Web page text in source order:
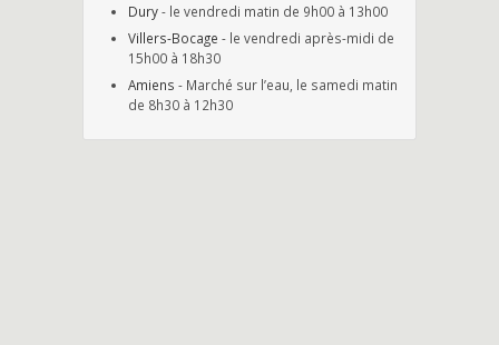
Dury- le vendredi matin de 9h00 à 13h00
Villers-Bocage - le vendredi après-midi de
15h00 à 18h30
Amiens - Marché sur l’eau, le samedi matin
de 8h30 à 12h30